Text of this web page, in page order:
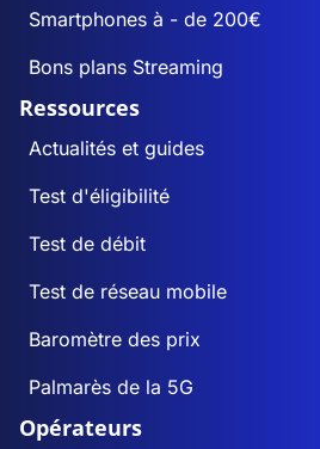
Smartphones à - de 200€
Bons plans Streaming
Ressources
Actualités et guides
Test d'éligibilité
Test de débit
Test de réseau mobile
Baromètre des prix
Palmarès de la 5G
Opérateurs